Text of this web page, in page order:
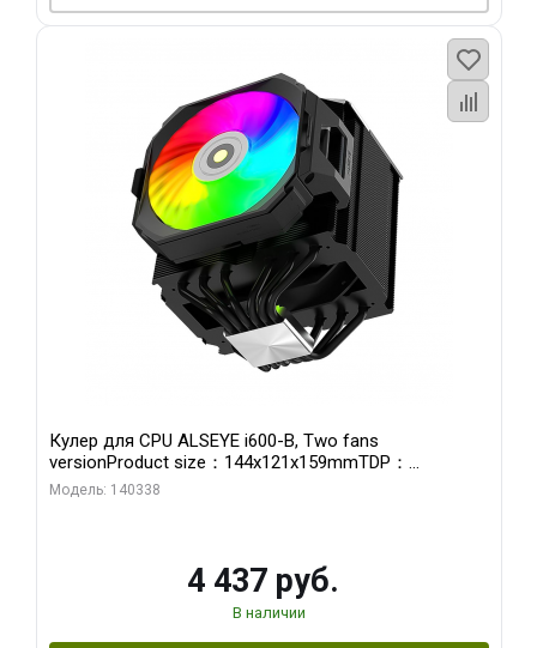
Кулер для CPU ALSEYE i600-B, Two fans
versionProduct size：144x121x159mmTDP：
270WSoldering technology CD textureApplication:Intel：
Модель: 140338
4 437 руб.
В наличии